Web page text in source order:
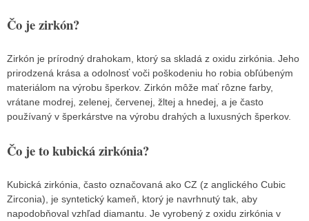
Čo je zirkón?
Zirkón je prírodný drahokam, ktorý sa skladá z oxidu zirkónia. Jeho
prirodzená krása a odolnosť voči poškodeniu ho robia obľúbeným
materiálom na výrobu šperkov. Zirkón môže mať rôzne farby,
vrátane modrej, zelenej, červenej, žltej a hnedej, a je často
používaný v šperkárstve na výrobu drahých a luxusných šperkov.
Čo je to kubická zirkónia?
Kubická zirkónia, často označovaná ako CZ (z anglického Cubic
Zirconia), je syntetický kameň, ktorý je navrhnutý tak, aby
napodobňoval vzhľad diamantu. Je vyrobený z oxidu zirkónia v